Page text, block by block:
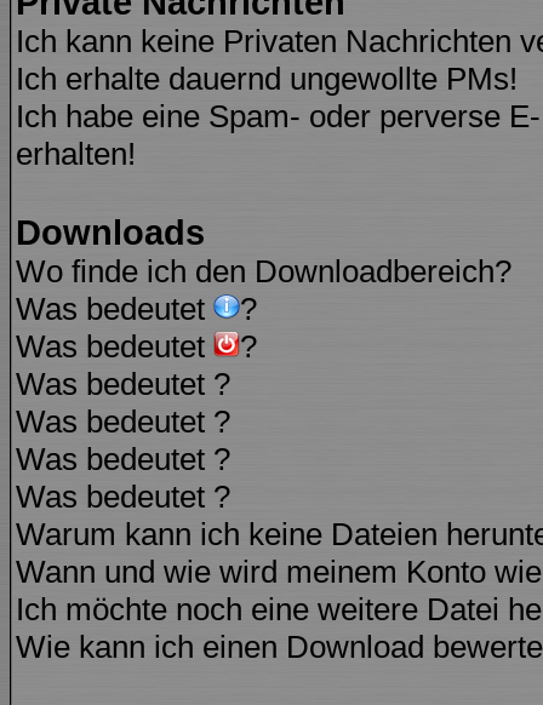
Ich kann keine Privaten Nachrichten
Ich erhalte dauernd ungewollte PMs!
Ich habe eine Spam- oder perverse
erhalten!
Downloads
Wo finde ich den Downloadbereich?
Was bedeutet
?
Was bedeutet
?
Was bedeutet ?
Was bedeutet ?
Was bedeutet ?
Was bedeutet ?
Warum kann ich keine Dateien
Wann und wie wird meinem Konto
Ich möchte noch eine weitere Datei
Wie kann ich einen Download